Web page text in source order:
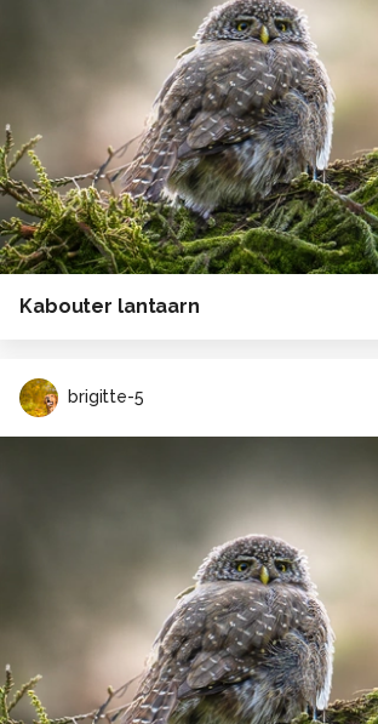
Alle rechten voorbehouden
Kabouter lantaarn
brigitte-5